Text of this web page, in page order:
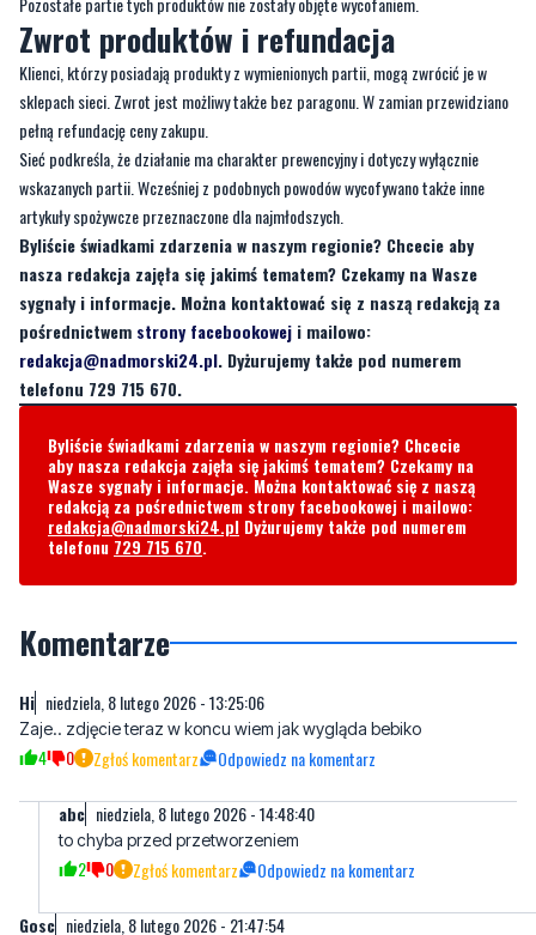
sklepach sieci. Zwrot jest możliwy także bez paragonu. W zamian przewidziano
pełną refundację ceny zakupu.
Sieć podkreśla, że działanie ma charakter prewencyjny i dotyczy wyłącznie
wskazanych partii. Wcześniej z podobnych powodów wycofywano także inne
artykuły spożywcze przeznaczone dla najmłodszych.
Byliście świadkami zdarzenia w naszym regionie? Chcecie aby
nasza redakcja zajęła się jakimś tematem? Czekamy na Wasze
sygnały i informacje. Można kontaktować się z naszą redakcją za
pośrednictwemstrony facebookoweji mailowo:
redakcja@nadmorski24.pl. Dyżurujemy także pod numerem
telefonu 729 715 670.
Byliście świadkami zdarzenia w naszym regionie? Chcecie
aby nasza redakcja zajęła się jakimś tematem? Czekamy na
Wasze sygnały i informacje. Można kontaktować się z naszą
redakcja@nadmorski24.plDyżurujemy także pod numerem
telefonu729 715 670.
Komentarze
Zaje.. zdjęcie teraz w koncu wiem jak wygląda bebiko
abc niedziela, 8 lutego 2026 - 14:48:40
to chyba przed przetworzeniem
niedziela, 8 lutego 2026 - 21:47:54
Nie strasz ie aż tak ludzi , żremy toksyny bakteri powszechnie